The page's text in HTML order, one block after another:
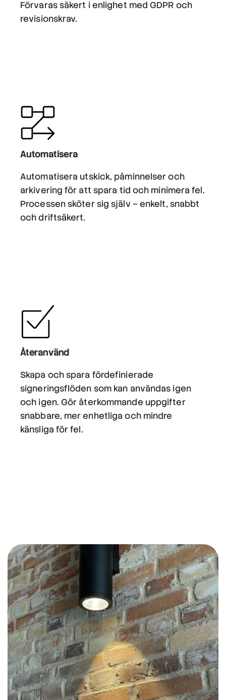
Förvaras säkert i enlighet med GDPR och
revisionskrav.
Automatisera
Automatisera utskick, påminnelser och
arkivering för att spara tid och minimera fel.
Processen sköter sig själv – enkelt, snabbt
och driftsäkert.
Återanvänd
Skapa och spara fördefinierade
signeringsflöden som kan användas igen
och igen. Gör återkommande uppgifter
snabbare, mer enhetliga och mindre
känsliga för fel.